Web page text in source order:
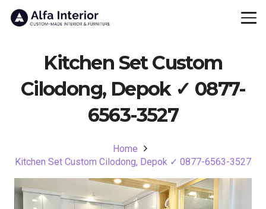
Kitchen Set Custom
Cilodong, Depok ✓ 0877-
6563-3527
Home
Kitchen Set Custom Cilodong, Depok ✓ 0877-6563-3527